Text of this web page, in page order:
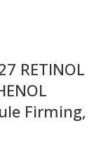
RETINOL
Firming,